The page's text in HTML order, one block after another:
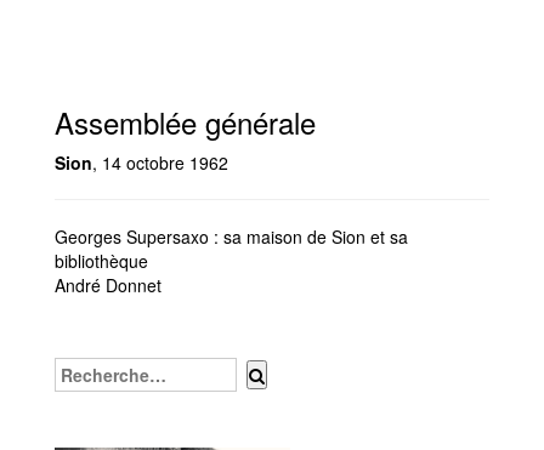
Assemblée générale
Sion, 14 octobre 1962
Georges Supersaxo : sa maison de Sion et sa
bibliothèque
André Donnet